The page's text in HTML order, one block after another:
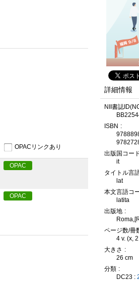
OPACリンクあり
OPAC
OPAC
詳細情報
NII書誌
ISBN
出版国コー
it
タイトル言
lat
本文言語コ
latita
出版地
ページ数/冊
4 v. (x,
大きさ
26 cm
分類
DC23 :